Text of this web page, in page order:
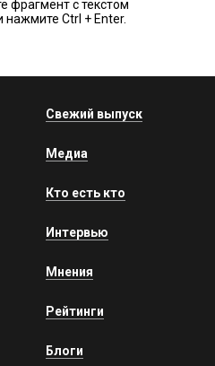
фрагмент с текстом
нажмите Ctrl + Enter.
Свежий выпуск
Медиа
Кто есть кто
Интервью
Мнения
Рейтинги
Блоги